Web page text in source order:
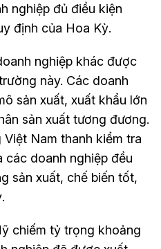
nghiệp đủ điều kiện
định của Hoa Kỳ.
nghiệp khác được
này. Các doanh
sản xuất, xuất khẩu lớn
sản xuất tương đương.
Nam thanh kiểm tra
các doanh nghiệp đều
sản xuất, chế biến tốt,
chiếm tỷ trọng khoảng